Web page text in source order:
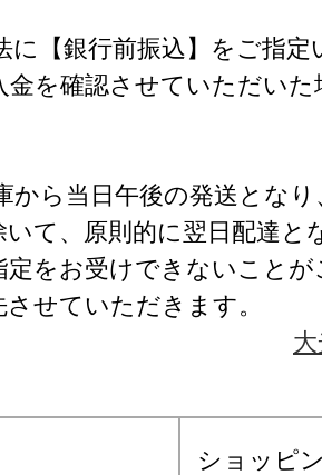
【銀行前振込】をご指定
金を確認させていただいた
から当日午後の発送となり
いて、原則的に翌日配達と
定をお受けできないこと
せていただきます。
ショッピ